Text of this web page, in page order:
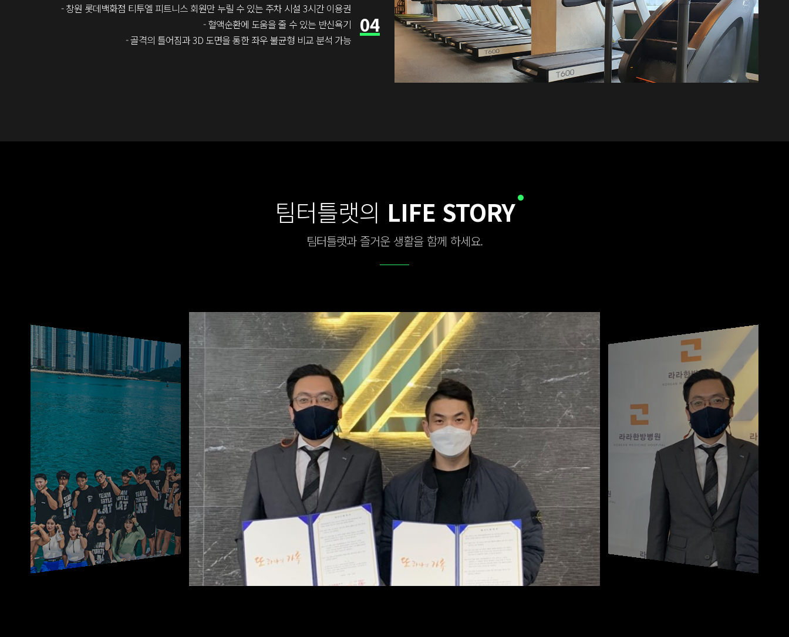
04
- 창원 롯데백화점 티투엘 피트니스 회원만 누릴 수 있는 주차 시설 3시간 이용권
- 혈액순환에 도움을 줄 수 있는 반신욕기
- 골격의 틀어짐과 3D 도면을 통한 좌우 불균형 비교 분석 가능
팀터틀랫의 LIFE STORY
팀터틀랫과 즐거운 생활을 함께 하세요.